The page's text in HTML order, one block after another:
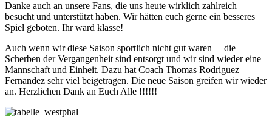
Danke auch an unsere Fans, die uns heute wirklich zahlreich
besucht und unterstützt haben. Wir hätten euch gerne ein besseres
Spiel geboten. Ihr ward klasse!
Auch wenn wir diese Saison sportlich nicht gut waren – die
Scherben der Vergangenheit sind entsorgt und wir sind wieder eine
Mannschaft und Einheit. Dazu hat Coach Thomas Rodriguez
Fernandez sehr viel beigetragen. Die neue Saison greifen wir wieder
an. Herzlichen Dank an Euch Alle !!!!!!